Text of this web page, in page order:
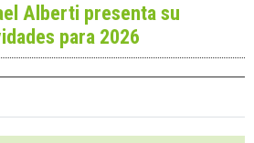
Alberti presenta su
para 2026